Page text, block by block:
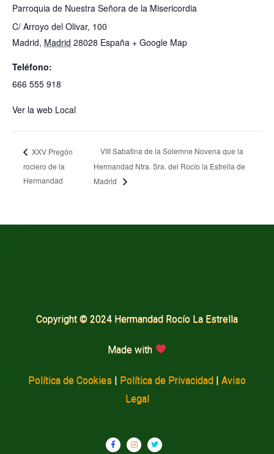
Parroquia de Nuestra Señora de la Misericordia
C/ Arroyo del Olivar, 100
Madrid, Madrid 28028 España + Google Map
Teléfono:
666 555 918
Ver la web Local
XXV Pregón
rociero de la
Hermandad
VIII Sabatina de la Solemne Novena que la
Hermandad Ntra. Sra. del Rocío la Estrella de
Madrid
Copyright © 2024 Hermandad Rocío La Estrella
Made with
Política de Cookies | Política de Privacidad | Aviso
Legal